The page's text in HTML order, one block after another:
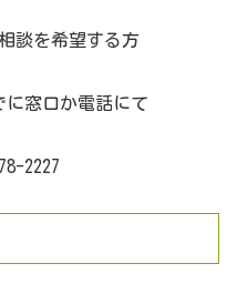
談を希望する方
窓口か電話にて
2227